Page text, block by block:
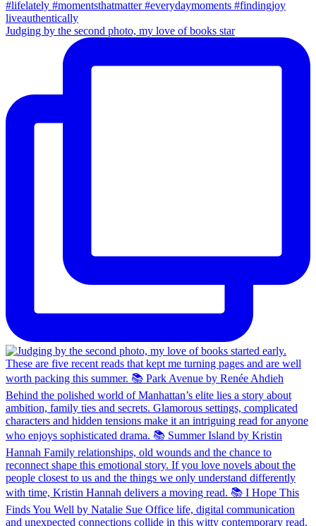
Judging by the second photo, my love of books star